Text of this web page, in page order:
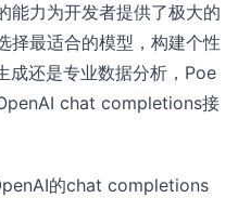
能力为开发者提供了极大的
择最适合的模型，构建个性
成还是专业数据分析，Poe
chat completions接
的chat completions